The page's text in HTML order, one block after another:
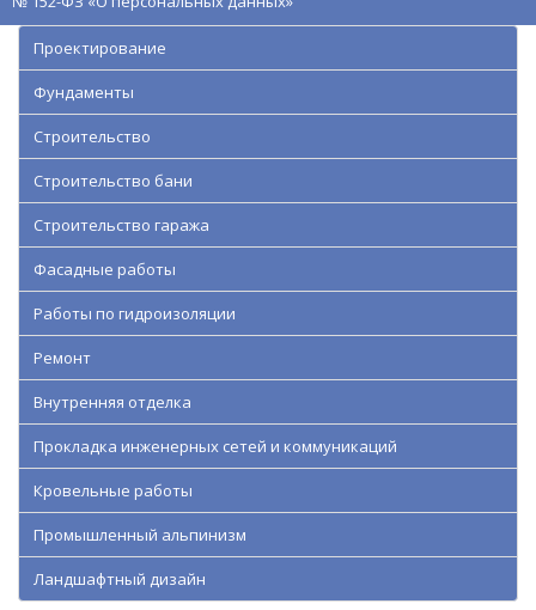
Проектирование
Фундаменты
Строительство
Строительство бани
Строительство гаража
Фасадные работы
Работы по гидроизоляции
Ремонт
Внутренняя отделка
Прокладка инженерных сетей и коммуникаций
Кровельные работы
Промышленный альпинизм
Ландшафтный дизайн